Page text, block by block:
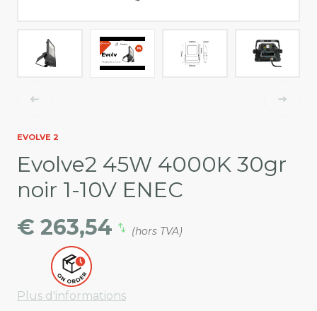
EVOLVE 2
Evolve2 45W 4000K 30gr
noir 1-10V ENEC
€ 263,54
(hors TVA)
Plus d'informations